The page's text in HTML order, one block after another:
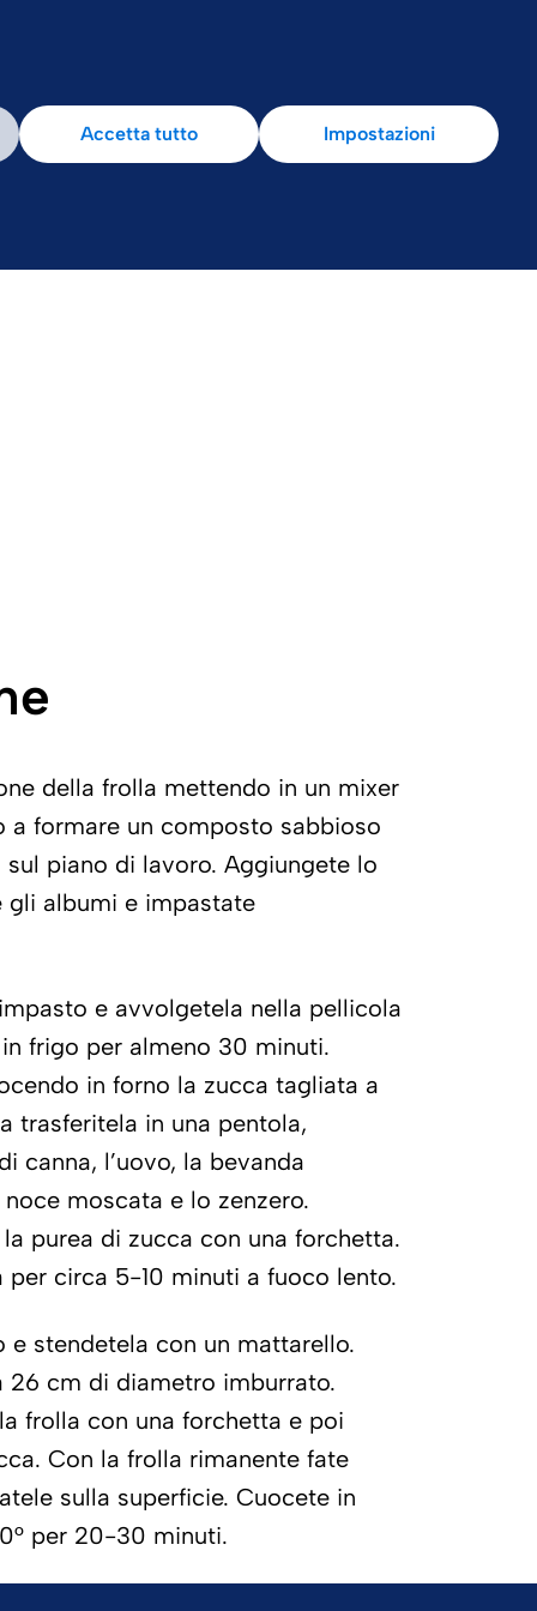
della frolla mettendo in un mixer
a formare un composto sabbioso
piano di lavoro. Aggiungete lo
gli albumi e impastate
e avvolgetela nella pellicola
frigo per almeno 30 minuti.
in forno la zucca tagliata a
trasferitela in una pentola,
canna, l’uovo, la bevanda
moscata e lo zenzero.
purea di zucca con una forchetta.
per circa 5-10 minuti a fuoco lento.
stendetela con un mattarello.
26 cm di diametro imburrato.
frolla con una forchetta e poi
Con la frolla rimanente fate
sulla superficie. Cuocete in
per 20-30 minuti.
Accetta tutto Impostazioni